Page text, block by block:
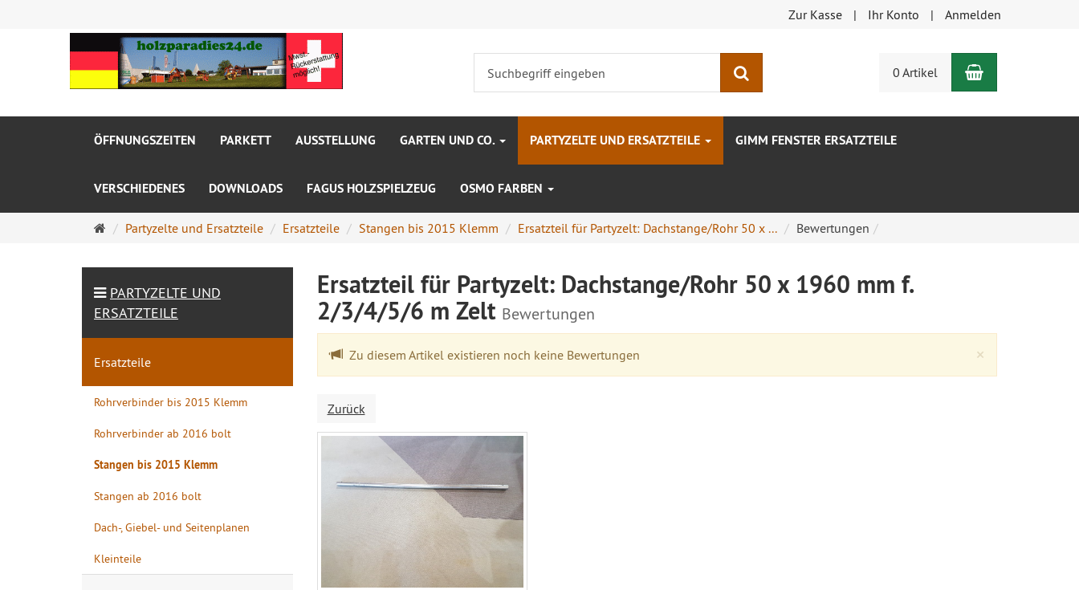
Zur Kasse Ihr Konto Anmelden
0 Artikel Warenkorb
ÖFFNUNGSZEITEN PARKETT AUSSTELLUNG GARTEN UND CO. PARTYZELTE UND ERSATZTEILE GIMM FENSTER ERSATZTEILE
VERSCHIEDENES DOWNLOADS FAGUS HOLZSPIELZEUG OSMO FARBEN
Startseite
Partyzelte und Ersatzteile Ersatzteile Stangen bis 2015 Klemm Ersatzteil für Partyzelt: Dachstange/Rohr 50 x ... Bewertungen
Ersatzteil für Partyzelt: Dachstange/Rohr 50 x 1960 mm f.
2/3/4/5/6 m Zelt Bewertungen
×
Zu diesem Artikel existieren noch keine Bewertungen
Zurück
PARTYZELTE UND
ERSATZTEILE
Ersatzteile
Rohrverbinder bis 2015 Klemm
Rohrverbinder ab 2016 bolt
Stangen bis 2015 Klemm
Stangen ab 2016 bolt
Dach-, Giebel- und Seitenplanen
Kleinteile